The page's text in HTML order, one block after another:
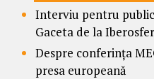
Interviu pentru
Gaceta de la
Despre conferința
presa europeană